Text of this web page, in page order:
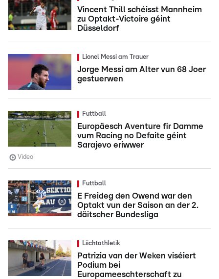
Vincent Thill schéisst Mannheim
zu Optakt-Victoire géint
Düsseldorf
Lionel Messi am Trauer
Jorge Messi am Alter vun 68 Joer
gestuerwen
Futtball
Europäesch Aventure fir Damme
vum Racing no Defaite géint
Sarajevo eriwwer
Video
Futtball
E Freideg den Owend war den
Optakt vun der Saison an der 2.
däitscher Bundesliga
Liichtathletik
Patrizia van der Weken viséiert
Podium bei
Europameeschterschaft zu